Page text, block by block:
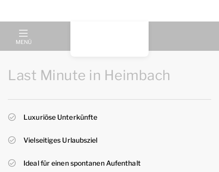
MENÜ
Last Minute in Heimbach
Luxuriöse Unterkünfte
Vielseitiges Urlaubsziel
Ideal für einen spontanen Aufenthalt